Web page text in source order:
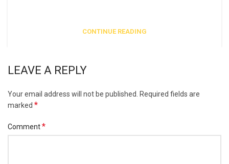
CONTINUE READING
LEAVE A REPLY
Your email address will not be published. Required fields are
marked *
Comment*